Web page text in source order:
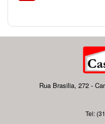
Rua Brasilia, 272 -
Tel: